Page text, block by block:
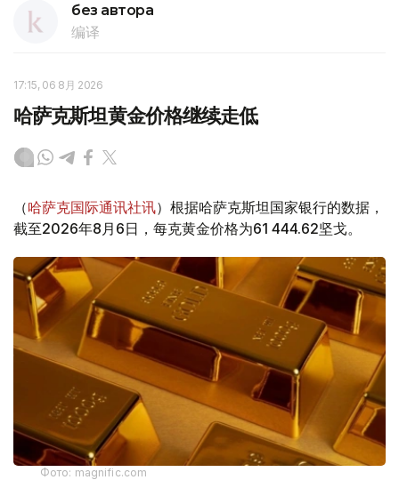
без автора
编译
17:15, 06 8月 2026
哈萨克斯坦黄金价格继续走低
（哈萨克国际通讯社讯）根据哈萨克斯坦国家银行的数据，
截至2026年8月6日，每克黄金价格为61 444.62坚戈。
Фото: magnific.com